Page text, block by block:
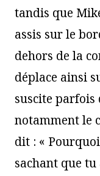
tandis que
assis sur le
dehors de la
déplace ainsi
suscite parfois
notamment le
dit : «
sachant que